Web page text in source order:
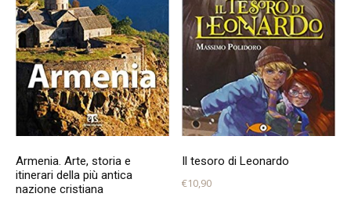
Armenia. Arte, storia e
itinerari della più antica
nazione cristiana
Il tesoro di Leonardo
€10,90